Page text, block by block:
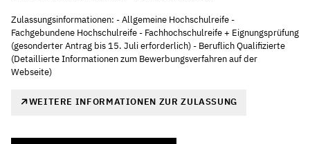
Zulassungsinformationen: - Allgemeine Hochschulreife -
Fachgebundene Hochschulreife - Fachhochschulreife + Eignungsprüfung
(gesonderter Antrag bis 15. Juli erforderlich) - Beruflich Qualifizierte
(Detaillierte Informationen zum Bewerbungsverfahren auf der
Webseite)
WEITERE INFORMATIONEN ZUR ZULASSUNG